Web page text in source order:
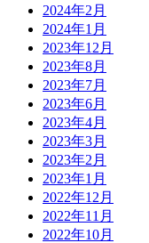
2024年2月
2024年1月
2023年12月
2023年8月
2023年7月
2023年6月
2023年4月
2023年3月
2023年2月
2023年1月
2022年12月
2022年11月
2022年10月